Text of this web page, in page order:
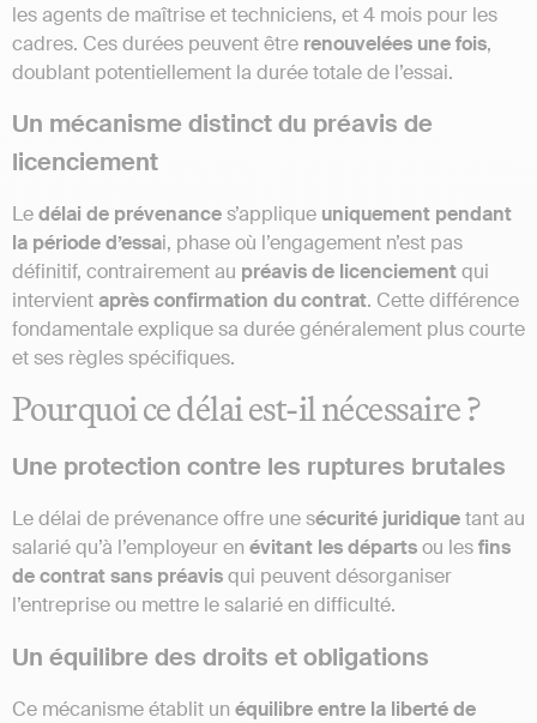
les agents de maîtrise et techniciens, et 4 mois pour les
cadres. Ces durées peuvent être renouvelées une fois,
doublant potentiellement la durée totale de l’essai.
Un mécanisme distinct du préavis de
licenciement
Ledélai de prévenances’applique uniquement pendant
la période d’essai, phase où l’engagement n’est pas
définitif, contrairement au préavis de licenciementqui
intervientaprès confirmation du contrat. Cette différence
fondamentale explique sa durée généralement plus courte
et ses règles spécifiques.
Pourquoi ce délai est-il nécessaire ?
Une protection contre les ruptures brutales
Le délai de prévenance offre une sécurité juridiquetant au
salarié qu’à l’employeur en évitant les départsou lesfins
de contrat sans préavisqui peuvent désorganiser
l’entreprise ou mettre le salarié en difficulté.
Un équilibre des droits et obligations
Ce mécanisme établit un équilibre entre la liberté de